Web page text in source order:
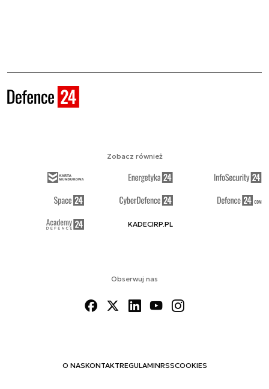
Obserwuj nas
O NASKONTAKTREGULAMINRSSCOOKIES
Zobacz również
KADECIRP.PL